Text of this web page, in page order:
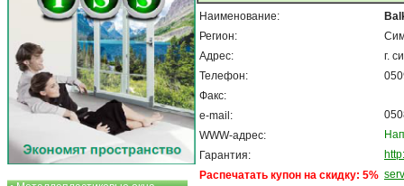
Наименование:
Регион:
Адрес:
Телефон:
Факс:
e-mail:
WWW-адрес:
Гарантия:
Распечатать купон на скидку: 5%
г.